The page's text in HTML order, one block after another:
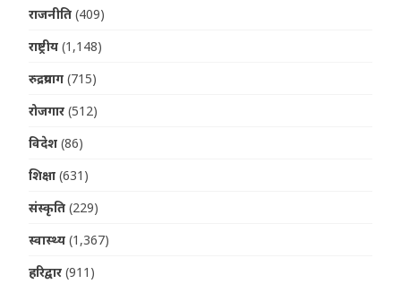
राजनीति (409)
राष्ट्रीय (1,148)
रुद्रप्रयाग (715)
रोजगार (512)
विदेश (86)
शिक्षा (631)
संस्कृति (229)
स्वास्थ्य (1,367)
हरिद्वार (911)